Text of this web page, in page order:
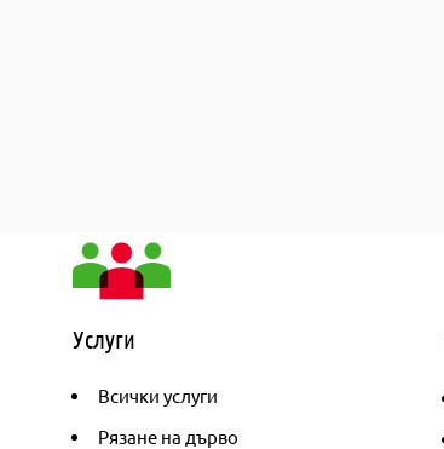
Услуги
Всички услуги
Рязане на дърво